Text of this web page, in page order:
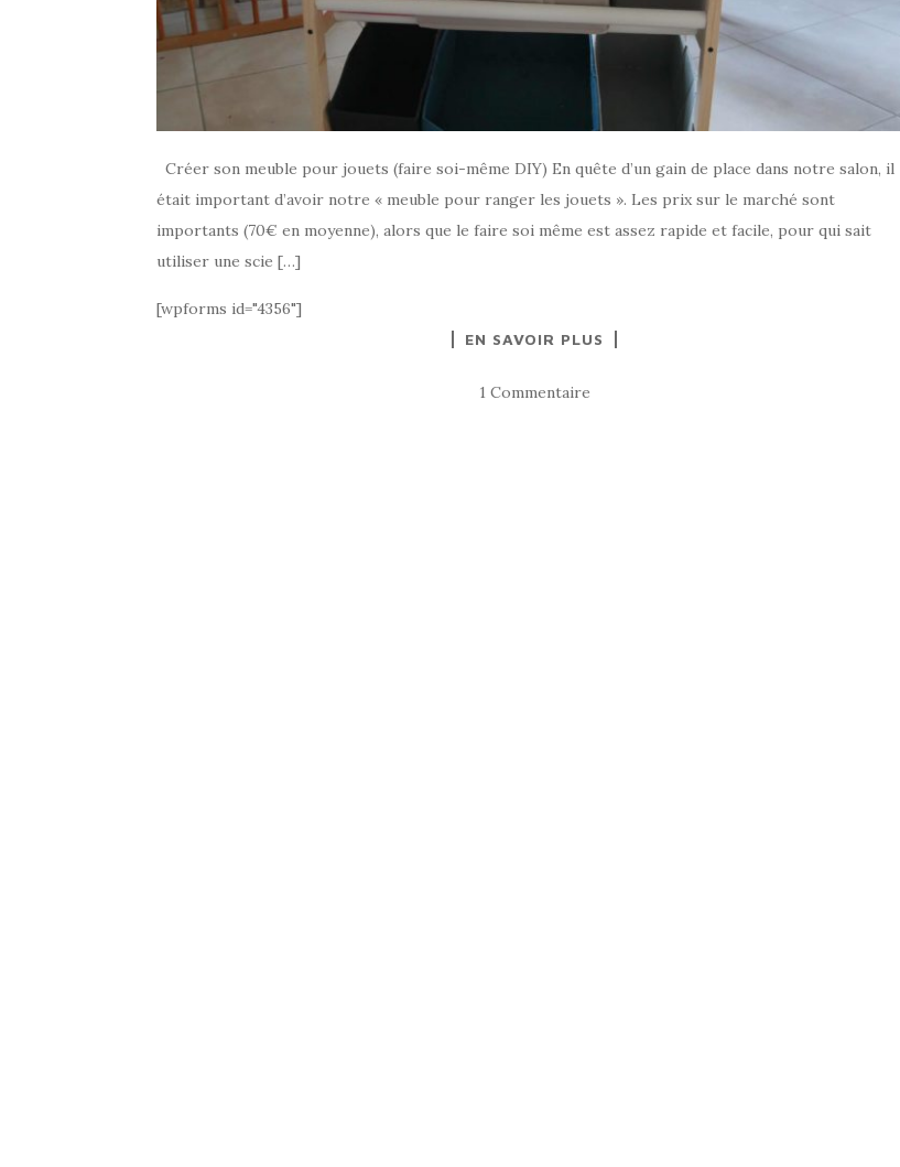
Créer son meuble pour jouets (faire soi-même DIY) En quête d’un gain de place dans notre salon, il
était important d’avoir notre « meuble pour ranger les jouets ». Les prix sur le marché sont
importants (70€ en moyenne), alors que le faire soi même est assez rapide et facile, pour qui sait
utiliser une scie […]
[wpforms id="4356"]
EN SAVOIR PLUS
1 Commentaire